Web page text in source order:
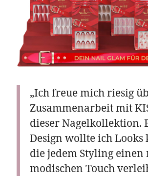
„Ich freue mich riesig
Zusammenarbeit mit
dieser Nagelkollektion.
Design wollte ich Looks
die jedem Styling einen
modischen Touch